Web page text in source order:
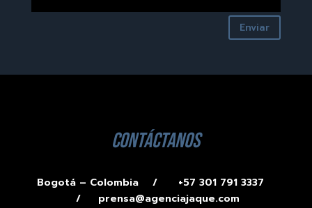
Enviar
contáctanos
Bogotá – Colombia /
+57 301 791 3337
/ prensa@agenciajaque.com